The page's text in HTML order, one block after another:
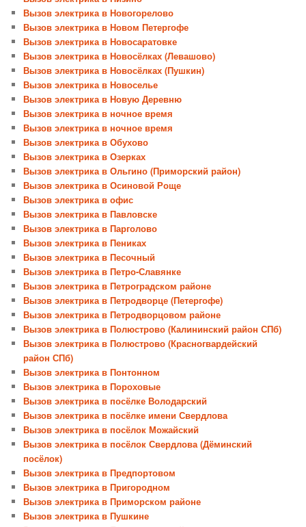
Вызов электрика в Новогорелово
Вызов электрика в Новом Петергофе
Вызов электрика в Новосаратовке
Вызов электрика в Новосёлках (Левашово)
Вызов электрика в Новосёлках (Пушкин)
Вызов электрика в Новоселье
Вызов электрика в Новую Деревню
Вызов электрика в ночное время
Вызов электрика в ночное время
Вызов электрика в Обухово
Вызов электрика в Озерках
Вызов электрика в Ольгино (Приморский район)
Вызов электрика в Осиновой Роще
Вызов электрика в офис
Вызов электрика в Павловске
Вызов электрика в Парголово
Вызов электрика в Пениках
Вызов электрика в Песочный
Вызов электрика в Петро-Славянке
Вызов электрика в Петроградском районе
Вызов электрика в Петродворце (Петергофе)
Вызов электрика в Петродворцовом районе
Вызов электрика в Полюстрово (Калининский район СПб)
Вызов электрика в Полюстрово (Красногвардейский
район СПб)
Вызов электрика в Понтонном
Вызов электрика в Пороховые
Вызов электрика в посёлке Володарский
Вызов электрика в посёлке имени Свердлова
Вызов электрика в посёлок Можайский
Вызов электрика в посёлок Свердлова (Дёминский
посёлок)
Вызов электрика в Предпортовом
Вызов электрика в Пригородном
Вызов электрика в Приморском районе
Вызов электрика в Пушкине